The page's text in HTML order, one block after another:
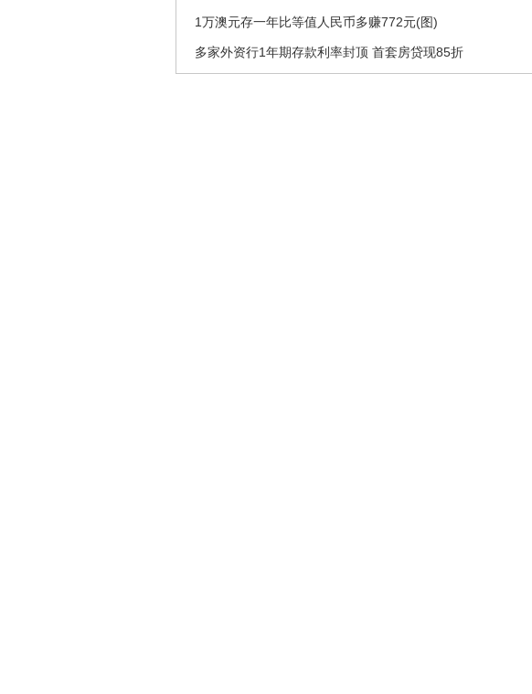
1万澳元存一年比等值人民币多赚772元(图)
多家外资行1年期存款利率封顶 首套房贷现85折